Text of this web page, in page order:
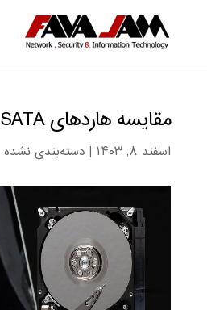
مقایسه هاردهای SAS ، SATA و SSD
اسفند ۸, ۱۴۰۳ | دسته‌بندی نشده